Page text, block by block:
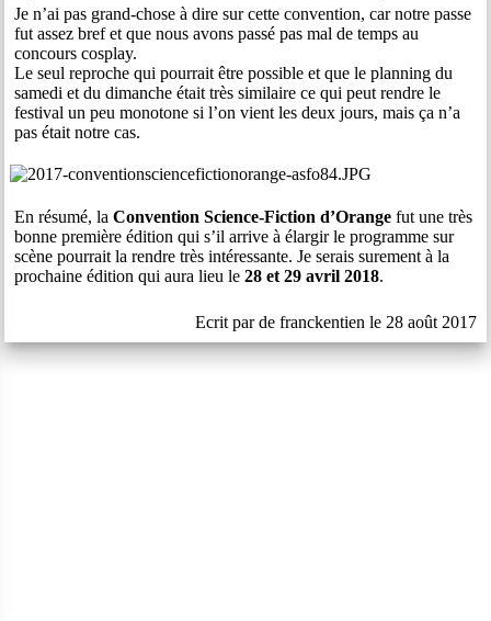
Je n’ai pas grand-chose à dire sur cette convention, car notre passe
fut assez bref et que nous avons passé pas mal de temps au
concours cosplay.
Le seul reproche qui pourrait être possible et que le planning du
samedi et du dimanche était très similaire ce qui peut rendre le
festival un peu monotone si l’on vient les deux jours, mais ça n’a
pas était notre cas.
En résumé, laConvention Science-Fiction d’Orange fut une très
bonne première édition qui s’il arrive à élargir le programme sur
scène pourrait la rendre très intéressante. Je serais surement à la
prochaine édition qui aura lieu le28 et 29 avril 2018.
Ecrit par de franckentien le 28 août 2017